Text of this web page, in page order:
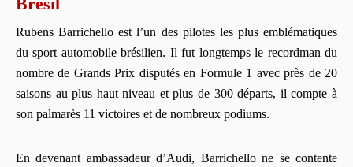
Rubens Barrichello est l’un des pilotes les plus emblématiques
du sport automobile brésilien. Il fut longtemps le recordman du
nombre de Grands Prix disputés en Formule 1 avec près de 20
saisons au plus haut niveau et plus de 300 départs, il compte à
son palmarès 11 victoires et de nombreux podiums.
En devenant ambassadeur d’Audi, Barrichello ne se contente